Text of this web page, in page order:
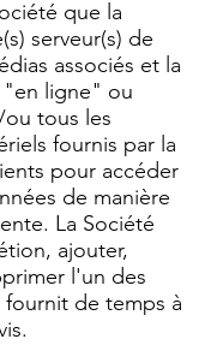
que la
serveur(s) de
associés et la
ligne" ou
tous les
fournis par la
pour accéder
de manière
La Société
ajouter,
l'un des
fournit de temps à